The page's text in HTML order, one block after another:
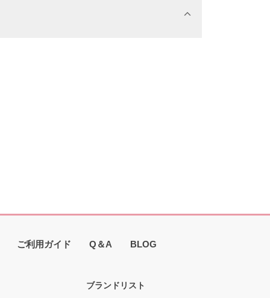
ご利用ガイド Q＆A BLOG
ブランドリスト